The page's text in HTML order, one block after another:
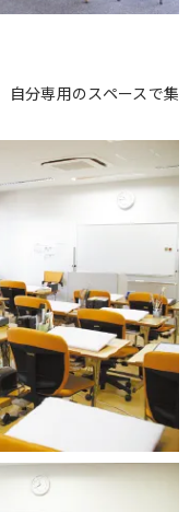
分専用のスペースで集